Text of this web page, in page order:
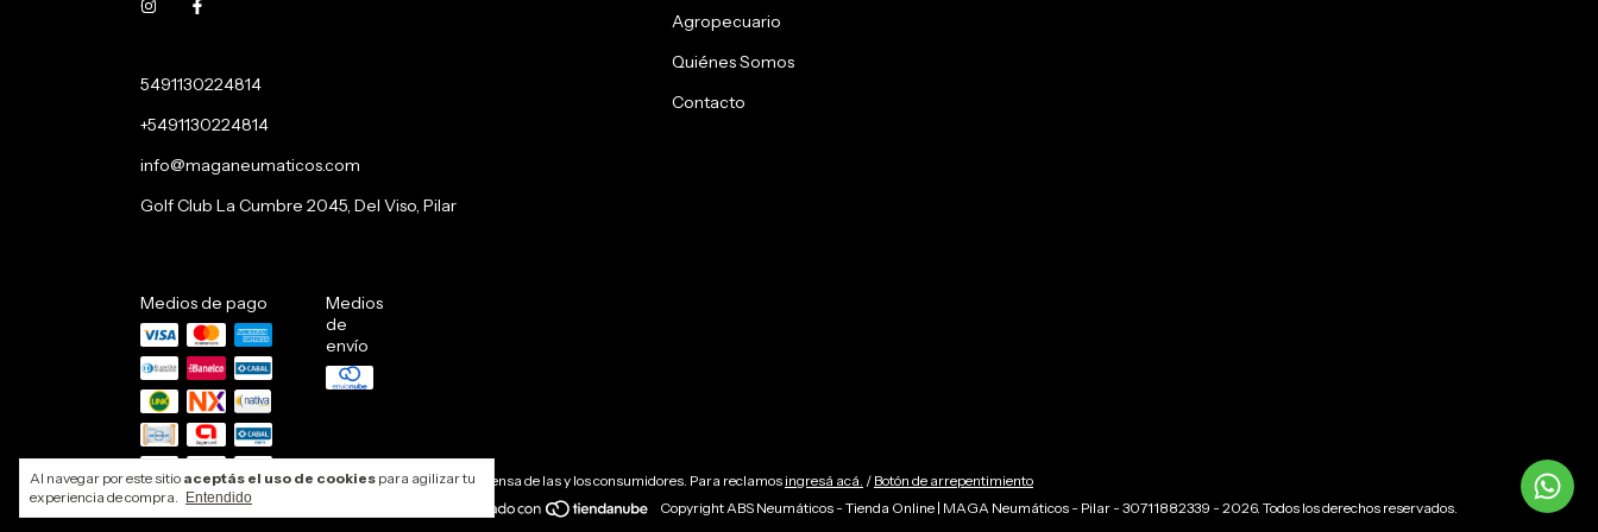
Al navegar por este sitio aceptás el uso de cookies para agilizar tu
experiencia de compra.
Entendido
5491130224814
+5491130224814
info@maganeumaticos.com
Golf Club La Cumbre 2045, Del Viso, Pilar
Agropecuario
Quiénes Somos
Contacto
Medios de pago
Medios
de
envío
Defensa de las y los consumidores. Para reclamos ingresá acá. / Botón de arrepentimiento
Copyright ABS Neumáticos - Tienda Online | MAGA Neumáticos - Pilar - 30711882339 - 2026. Todos los derechos reservados.